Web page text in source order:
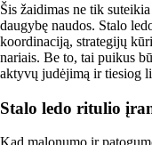
Šis žaidimas ne tik
daugybę naudos. Stalo
koordinaciją, strategijų
nariais. Be to, tai puikus
aktyvų judėjimą ir tiesiog
Stalo ledo ritulio